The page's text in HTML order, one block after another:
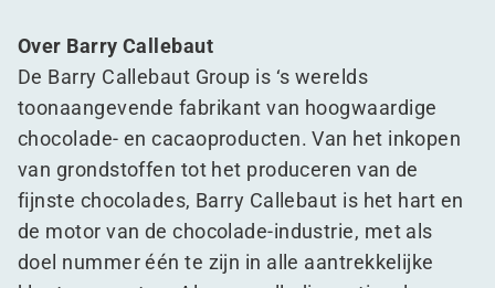
Over Barry Callebaut
De Barry Callebaut Group is ‘s werelds
toonaangevende fabrikant van hoogwaardige
chocolade- en cacaoproducten. Van het inkopen
van grondstoffen tot het produceren van de
fijnste chocolades, Barry Callebaut is het hart en
de motor van de chocolade-industrie, met als
doel nummer één te zijn in alle aantrekkelijke